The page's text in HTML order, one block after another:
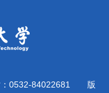
：0532-84022681 版